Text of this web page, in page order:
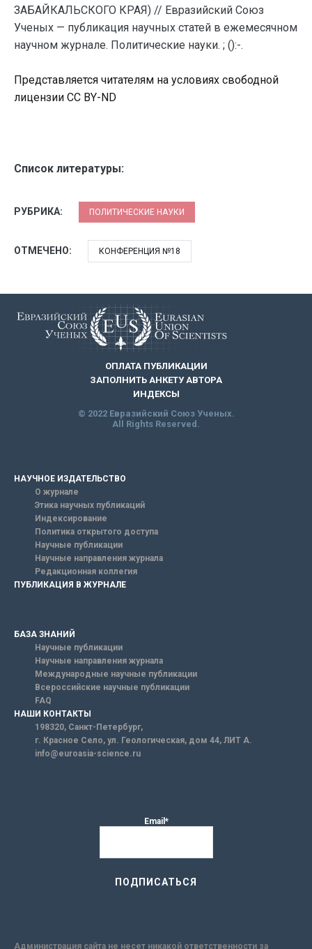
ЗАБАЙКАЛЬСКОГО КРАЯ) // Евразийский Союз
Ученых — публикация научных статей в ежемесячном
научном журнале. Политические науки. ; ():-.
Представляется читателям на условиях свободной
лицензии CC BY-ND
Список литературы:
РУБРИКА: ПОЛИТИЧЕСКИЕ НАУКИ
ОТМЕЧЕНО: КОНФЕРЕНЦИЯ №18
ОПЛАТА ПУБЛИКАЦИИ
ЗАПОЛНИТЬ АНКЕТУ АВТОРА
ИНДЕКСЫ
© 2022 Евразийский Союз Ученых.
All Rights Reserved.
НАУЧНОЕ ИЗДАТЕЛЬСТВО
О журнале
Этика научных публикаций
Индексирование
Политика открытого доступа
Научные публикации
Научные направления журнала
Редакционная коллегия
ПУБЛИКАЦИЯ В ЖУРНАЛЕ
БАЗА ЗНАНИЙ
Научные публикации
Научные направления журнала
Международные научные публикации
Всероссийские научные публикации
FAQ
НАШИ КОНТАКТЫ
198320, Санкт-Петербург,
г. Красное Село, ул. Геологическая, дом 44, ЛИТ А.
info@euroasia-science.ru
Email*
Администрация сайта не несет никакой ответственности за